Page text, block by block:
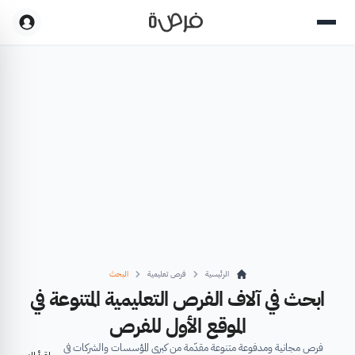
الرئيسية فرص تعليمية البحث
ابحث في آلاف الفرص التعليمية المتنوعة في
الموقع الأول للفرص
فرص مجانية ومدفوعة متنوعة مقدّمة من كبرى المؤسسات والشركات في